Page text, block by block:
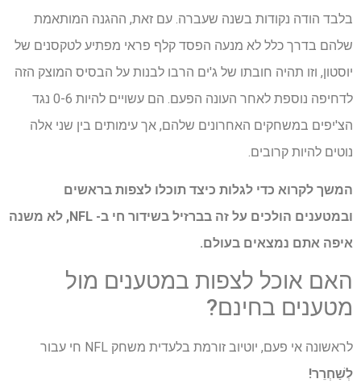
בלבד הודה נקודות בשנה שעברה. עם זאת, ההגנה המותאמת
שלהם בדרך כלל לא מנעה הפסד קלף פראי מפתיע לטקסנים של
יוסטון, וזו תהיה חובתו של ג'ים הרבו לבנות על הבסיס המוצק הזה
לדחיפה נוספת לאחר העונה הפעם. הם עשויים להיות 0-6 נגד
הצ'יפים במשחקים האחרונים שלהם, אך עימותים בין שני אלה
נוטים להיות קרובים.
המשך לקרוא כדי לגלות כיצד תוכלו לצפות בראשים
ובמטענים הולכים על זה בברזיל בשידור חי ב- NFL, לא משנה
איפה אתם נמצאים בעולם.
האם אוכל לצפות במטענים מול
מטענים בחינם?
לראשונה אי פעם, יוטיוב זורמת בלעדית משחק NFL חי עבור
לְשַׁחְרֵר!